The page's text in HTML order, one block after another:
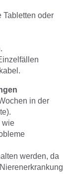
Tabletten oder
in der
wie
werden, da